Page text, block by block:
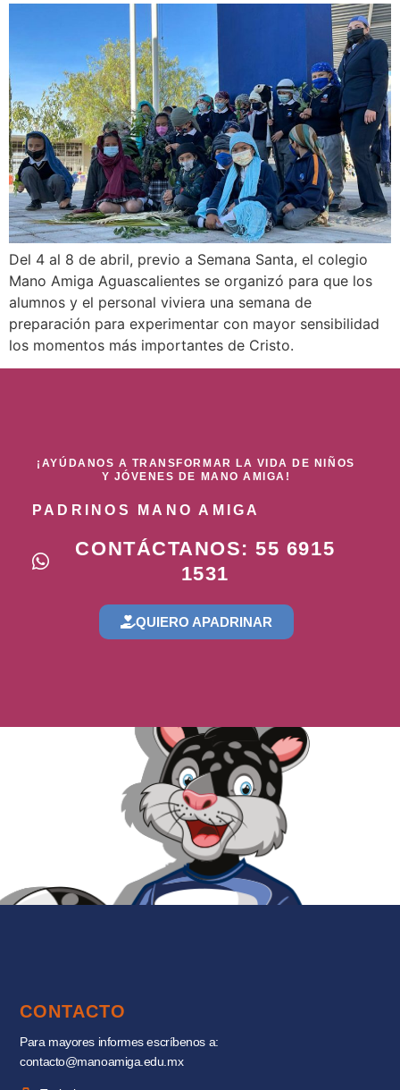
Del 4 al 8 de abril, previo a Semana Santa, el colegio
Mano Amiga Aguascalientes se organizó para que los
alumnos y el personal viviera una semana de
preparación para experimentar con mayor sensibilidad
los momentos más importantes de Cristo.
¡AYÚDANOS A TRANSFORMAR LA VIDA DE NIÑOS
Y JÓVENES DE MANO AMIGA!
PADRINOS MANO AMIGA
CONTÁCTANOS: 55 6915
1531
QUIERO APADRINAR
CONTACTO
Para mayores informes escríbenos a:
contacto@manoamiga.edu.mx